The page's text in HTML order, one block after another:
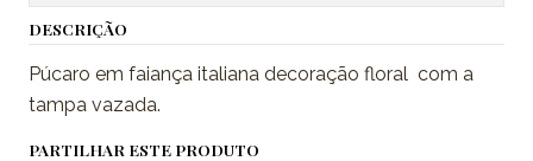
DESCRIÇÃO
Púcaro em faiança italiana decoração floral com a
tampa vazada.
PARTILHAR ESTE PRODUTO